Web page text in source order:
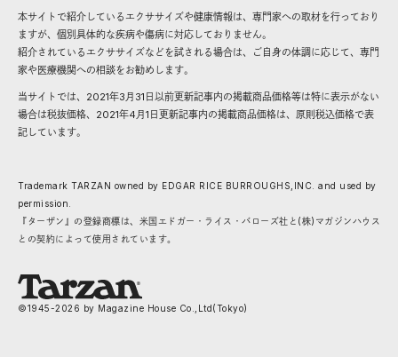
本サイトで紹介しているエクササイズや健康情報は、専門家への取材を行っており
ますが、個別具体的な疾病や傷病に対応しておりません。
紹介されているエクササイズなどを試される場合は、ご自身の体調に応じて、専門
家や医療機関への相談をお勧めします。
当サイトでは、2021年3月31日以前更新記事内の掲載商品価格等は特に表示がない
場合は税抜価格、2021年4月1日更新記事内の掲載商品価格は、原則税込価格で表
記しています。
Trademark TARZAN owned by EDGAR RICE BURROUGHS,INC. and used by
permission.
『ターザン』の登録商標は、米国エドガー・ライス・バローズ社と(株)マガジンハウス
との契約によって使用されています。
©1945-2026 by Magazine House Co.,Ltd(Tokyo)